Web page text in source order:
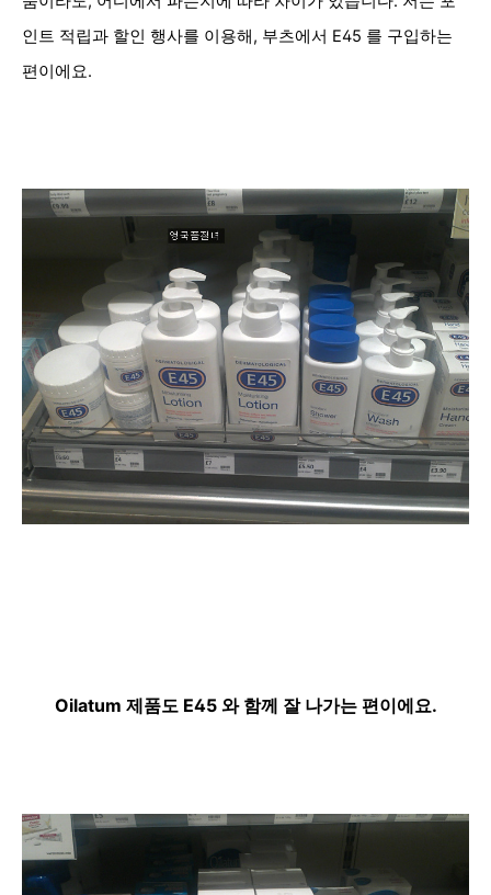
인트 적립과 할인 행사를 이용해, 부츠에서 E45 를 구입하는
편이에요.
Oilatum 제품도 E45 와 함께 잘 나가는 편이에요.